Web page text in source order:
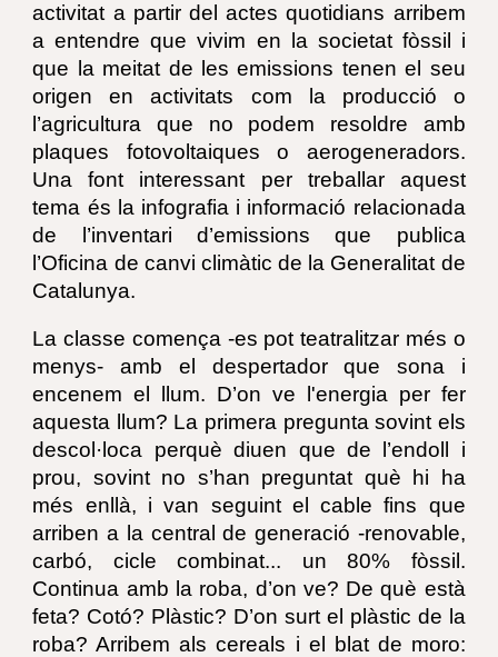
activitat a partir del actes quotidians arribem
a entendre que vivim en la societat fòssil i
que la meitat de les emissions tenen el seu
origen en activitats com la producció o
l’agricultura que no podem resoldre amb
plaques fotovoltaiques o aerogeneradors.
Una font interessant per treballar aquest
tema és la infografia i informació relacionada
de l’inventari d’emissions que publica
l’Oficina de canvi climàtic de la Generalitat de
Catalunya.
La classe comença -es pot teatralitzar més o
menys- amb el despertador que sona i
encenem el llum. D’on ve l'energia per fer
aquesta llum? La primera pregunta sovint els
descol·loca perquè diuen que de l’endoll i
prou, sovint no s’han preguntat què hi ha
més enllà, i van seguint el cable fins que
arriben a la central de generació -renovable,
carbó, cicle combinat... un 80% fòssil.
Continua amb la roba, d’on ve? De què està
feta? Cotó? Plàstic? D’on surt el plàstic de la
roba? Arribem als cereals i el blat de moro: